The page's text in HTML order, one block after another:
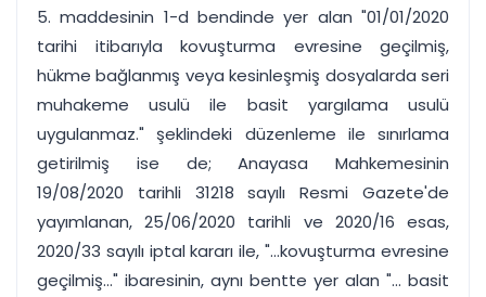
5. maddesinin 1-d bendinde yer alan "01/01/2020
tarihi itibarıyla kovuşturma evresine geçilmiş,
hükme bağlanmış veya kesinleşmiş dosyalarda seri
muhakeme usulü ile basit yargılama usulü
uygulanmaz." şeklindeki düzenleme ile sınırlama
getirilmiş ise de; Anayasa Mahkemesinin
19/08/2020 tarihli 31218 sayılı Resmi Gazete'de
yayımlanan, 25/06/2020 tarihli ve 2020/16 esas,
2020/33 sayılı iptal kararı ile, "...kovuşturma evresine
geçilmiş..." ibaresinin, aynı bentte yer alan "... basit